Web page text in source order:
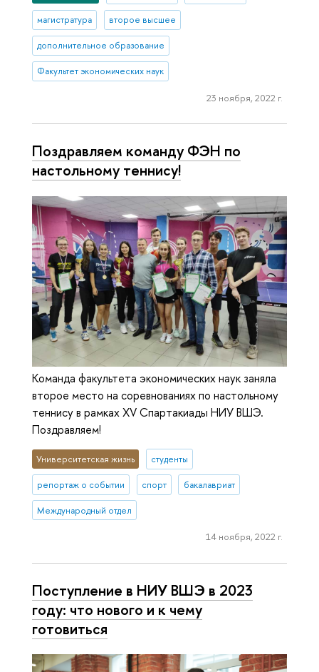
магистратура второе высшее
дополнительное образование
Факультет экономических наук
23 ноября, 2022 г.
Поздравляем команду ФЭН по
настольному теннису!
Команда факультета экономических наук заняла
второе место на соревнованиях по настольному
теннису в рамках XV Спартакиады НИУ ВШЭ.
Поздравляем!
Университетская жизнь студенты
репортаж о событии спорт бакалавриат
Международный отдел
14 ноября, 2022 г.
Поступление в НИУ ВШЭ в 2023
году: что нового и к чему
готовиться